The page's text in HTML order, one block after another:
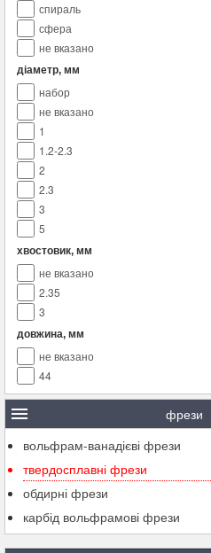
спираль
сфера
не вказано
діаметр, мм
набор
не вказано
1
1.2-2.3
2
2.3
3
5
хвостовик, мм
не вказано
2.35
3
довжина, мм
не вказано
44
фрези
вольфрам-ванадієві фрези
твердосплавні фрези
обдирні фрези
карбід вольфрамові фрези